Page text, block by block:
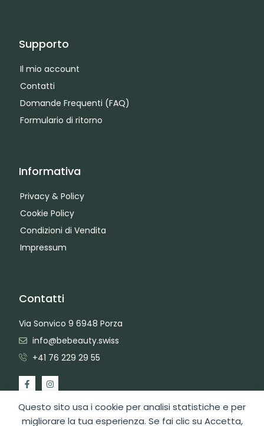
Questo sito usa i cookie per analisi statistiche e per
migliorare la tua esperienza. Se fai clic su Accetta,
Supporto
Il mio account
Contatti
Domande Frequenti (FAQ)
Formulario di ritorno
Informativa
Privacy & Policy
Cookie Policy
Condizioni di Vendita
Impressum
Contatti
Via Sonvico 9 6948 Porza
info@bebeauty.swiss
+41 76 229 29 55